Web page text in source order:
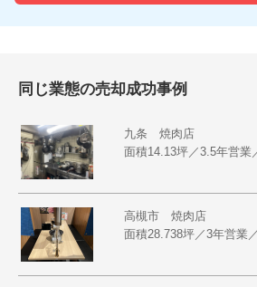
同じ業態の売却成功事例
九条 焼肉店
面積14.13坪／3.5年営業
高槻市 焼肉店
面積28.738坪／3年営業